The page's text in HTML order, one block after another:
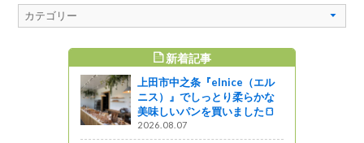
新着記事
上田市中之条『elnice（エル
ニス）』でしっとり柔らかな
美味しいパンを買いました🍞
2026.08.07